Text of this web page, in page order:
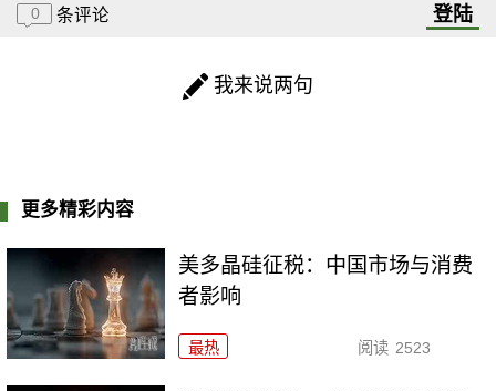
0 条评论 登陆
我来说两句
更多精彩内容
美多晶硅征税：中国市场与消费
者影响
最热 阅读 2523